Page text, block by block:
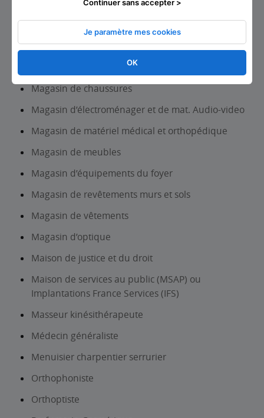
technologique
Lycée d’enseignement professionnel
Maçon
Magasin d’articles de sports et de loisirs
Magasin de chaussures
Magasin d’électroménager et de mat. Audio-video
Magasin de matériel médical et orthopédique
Magasin de meubles
Magasin d’équipements du foyer
Magasin de revêtements murs et sols
Magasin de vêtements
Magasin d’optique
Maison de justice et du droit
Maison de services au public (MSAP) ou
Implantations France Services (IFS)
Masseur kinésithérapeute
Médecin généraliste
Menuisier charpentier serrurier
Orthophoniste
Orthoptiste
OK
Je paramètre mes cookies
Continuer sans accepter >